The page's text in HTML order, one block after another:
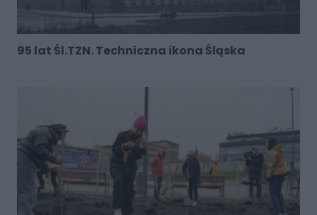
95 lat Śl.TZN. Techniczna ikona Śląska